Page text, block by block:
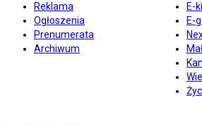
Reklama
Ogłoszenia
Prenumerata
Archiwum
E-
E-